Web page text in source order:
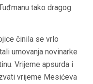
tako dragog
činila se vrlo
umovanja novinarke
Vrijeme apsurda i
vrijeme Mesićeva